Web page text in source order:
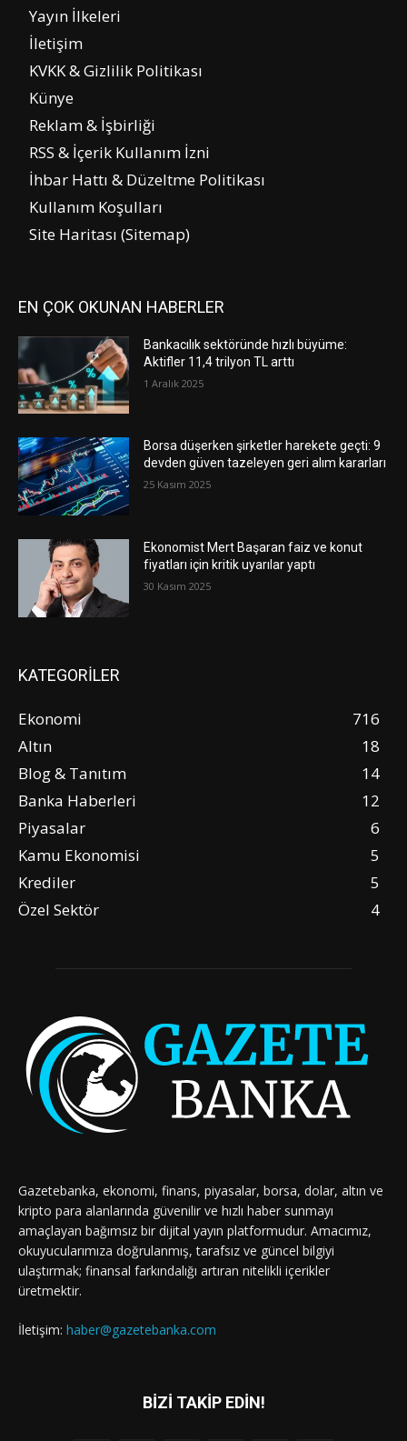
Yayın İlkeleri
İletişim
KVKK & Gizlilik Politikası
Künye
Reklam & İşbirliği
RSS & İçerik Kullanım İzni
İhbar Hattı & Düzeltme Politikası
Kullanım Koşulları
Site Haritası (Sitemap)
EN ÇOK OKUNAN HABERLER
Bankacılık sektöründe hızlı büyüme:
Aktifler 11,4 trilyon TL arttı
1 Aralık 2025
Borsa düşerken şirketler harekete geçti: 9
devden güven tazeleyen geri alım kararları
25 Kasım 2025
Ekonomist Mert Başaran faiz ve konut
fiyatları için kritik uyarılar yaptı
30 Kasım 2025
KATEGORİLER
Ekonomi
716
Altın
18
Blog & Tanıtım
14
Banka Haberleri
12
Piyasalar
6
Kamu Ekonomisi
5
Krediler
5
Özel Sektör
4
Gazetebanka, ekonomi, finans, piyasalar, borsa, dolar, altın ve
kripto para alanlarında güvenilir ve hızlı haber sunmayı
amaçlayan bağımsız bir dijital yayın platformudur. Amacımız,
okuyucularımıza doğrulanmış, tarafsız ve güncel bilgiyi
ulaştırmak; finansal farkındalığı artıran nitelikli içerikler
üretmektir.
İletişim: haber@gazetebanka.com
BİZİ TAKİP EDİN!